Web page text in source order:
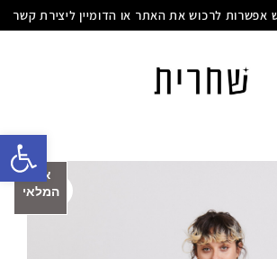
פתח
אפשרות לרכוש את האתר או הדומיין ליצירת קשר
אזל
המלאי